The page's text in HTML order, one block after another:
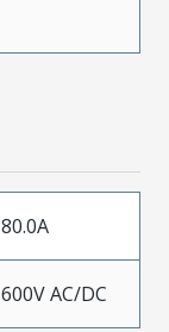
80.0A
600V AC/DC